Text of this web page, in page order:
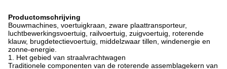
Productomschrijving
Bouwmachines, voertuigkraan, zware plaattransporteur,
luchtbewerkingsvoertuig, railvoertuig, zuigvoertuig, roterende
klauw, brugdetectievoertuig, middelzwaar tillen, windenergie en
zonne-energie.
1. Het gebied van straalvrachtwagen
Traditionele componenten van de roterende assemblagekern van